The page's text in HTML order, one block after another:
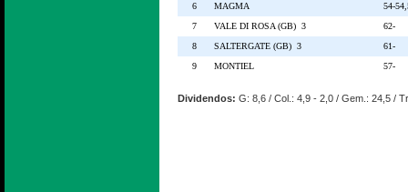
6
MAGMA
54-
7
VALE DI ROSA (GB) 3
62-
8
SALTERGATE (GB) 3
61-
9
MONTIEL 57-
Dividendos: G: 8,6 / Col.: 4,9 - 2,0 / Gem.: 24,5 /